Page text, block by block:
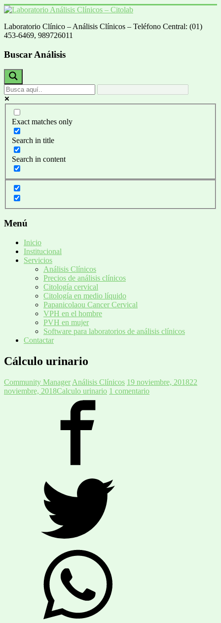
Saltar
contenido
Laboratorio
Análisis
Clínicos
–
Citolab
Análisis
Clínicos
Laboratorio Clínico – Análisis Clínicos – Teléfono Central: (01)
453-6469, 989726011
Buscar Análisis
Exact matches only
Search in title
Search in content
Menú
Inicio
Institucional
Servicios
Análisis Clínicos
Precios de análisis clínicos
Citología cervical
Citología en medio líquido
Papanicolaou Cancer Cervical
VPH en el hombre
PVH en mujer
Software para laboratorios de análisis clínicos
Contactar
Cálculo urinario
Community Manager Análisis Clínicos 19 noviembre, 201822
noviembre, 2018Calculo urinario 1 comentario